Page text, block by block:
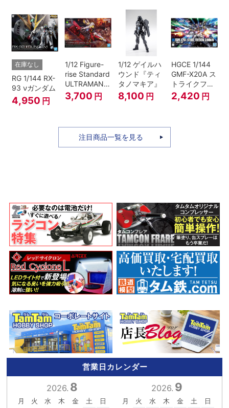
在庫なし
RG 1/144 RX-
93 νガンダム
4,950 円
1/12 Figure-
rise Standard
ULTRAMAN
SUIT ZERO
〈SC仕様〉
3,700 円
1/12 ゲイルハ
ウンド『ティ
タノマキア』
8,100 円
HGCE 1/144
GMF-X20A ス
トライクフリ
ーダムガンダ
ム
2,420 円
注目商品一覧を見る
営業日カレンダー
2026. 8
月 火 水 木 金 土
日
2026. 9
月 火 水 木 金 土
日